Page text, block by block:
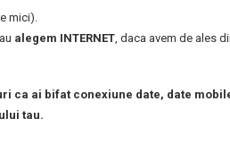
mici).
alegem INTERNET, daca avem de ales
ca ai bifat conexiune date, date
tau.